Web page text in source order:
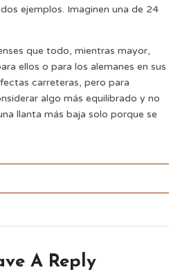
ejemplos. Imaginen una de 24
que todo, mientras mayor,
ellos o para los alemanes en sus
carreteras, pero para
algo más equilibrado y no
llanta más baja solo porque se
A Reply